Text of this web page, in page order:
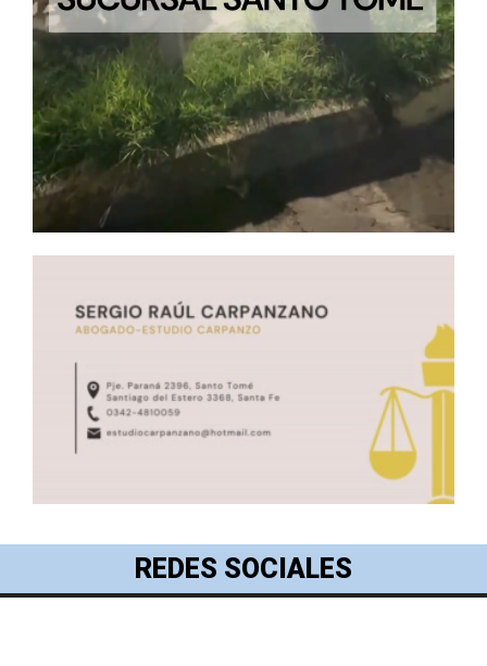
REDES SOCIALES